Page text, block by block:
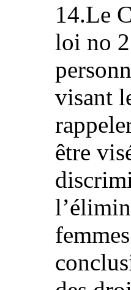
14.Le
loi no
visant
être